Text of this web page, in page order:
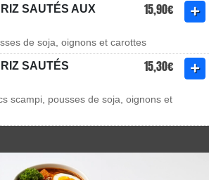
SAUTÉS AUX
15,90€
de soja, oignons et carottes
SAUTÉS
15,30€
scampi, pousses de soja, oignons et